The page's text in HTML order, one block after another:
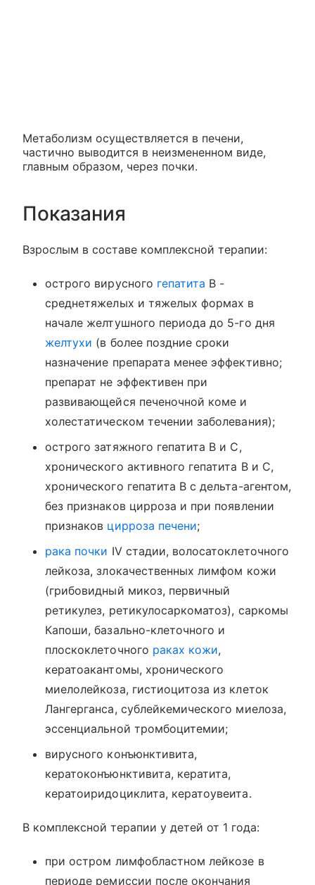
Метаболизм осуществляется в печени,
частично выводится в неизмененном виде,
главным образом, через почки.
Показания
Взрослым в составе комплексной терапии:
острого вирусного гепатита В -
среднетяжелых и тяжелых формах в
начале желтушного периода до 5-го дня
желтухи (в более поздние сроки
назначение препарата менее эффективно;
препарат не эффективен при
развивающейся печеночной коме и
холестатическом течении заболевания);
острого затяжного гепатита В и С,
хронического активного гепатита В и С,
хронического гепатита В с дельта-агентом,
без признаков цирроза и при появлении
признаков цирроза печени;
рака почки IV стадии, волосатоклеточного
лейкоза, злокачественных лимфом кожи
(грибовидный микоз, первичный
ретикулез, ретикулосаркоматоз), саркомы
Капоши, базально-клеточного и
плоскоклеточного раках кожи,
кератоакантомы, хронического
миелолейкоза, гистиоцитоза из клеток
Лангерганса, сублейкемического миелоза,
эссенциальной тромбоцитемии;
вирусного конъюнктивита,
кератоконъюнктивита, кератита,
кератоиридоциклита, кератоувеита.
В комплексной терапии у детей от 1 года:
при остром лимфобластном лейкозе в
периоде ремиссии после окончания